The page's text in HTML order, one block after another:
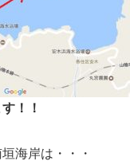
！！
海岸は・・・